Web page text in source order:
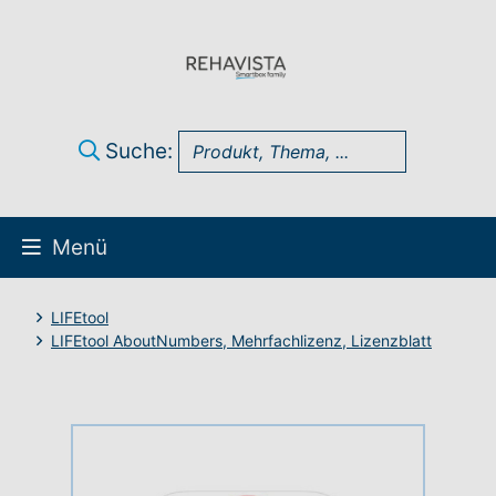
Suche:
Menü
Über uns
Produkte
LIFEtool
LIFEtool AboutNumbers, Mehrfachlizenz, Lizenzblatt